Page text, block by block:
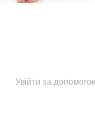
Увійти за